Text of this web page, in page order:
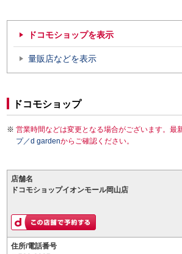
ドコモショップを表示
量販店などを表示
ドコモショップ
営業時間などは変更となる場合がございます。最
プ／d gardenからご確認ください。
店舗名
ドコモショップイオンモール岡山店
住所/電話番号